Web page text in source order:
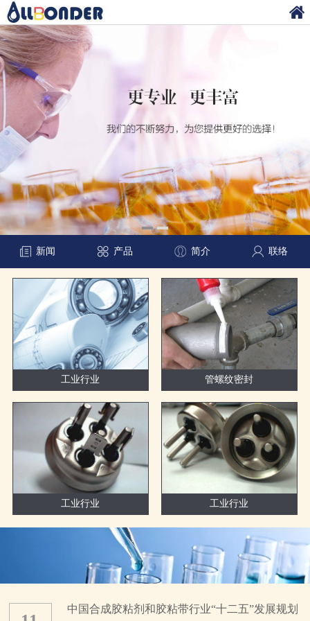
新闻 产品 简介 联络
工业行业 管螺纹密封
工业行业 工业行业
中国合成胶粘剂和胶粘带行业“十二五”发展规划